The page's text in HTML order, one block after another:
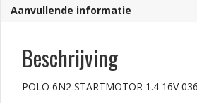
Aanvullende informatie
Beschrijving
POLO 6N2 STARTMOTOR 1.4 16V